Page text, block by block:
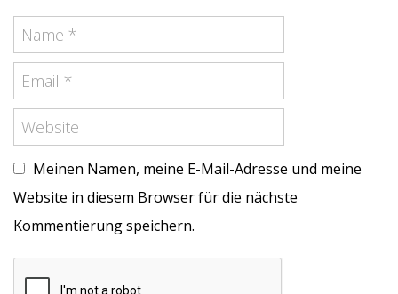
Meinen Namen, meine E-Mail-Adresse und meine
Website in diesem Browser für die nächste
Kommentierung speichern.